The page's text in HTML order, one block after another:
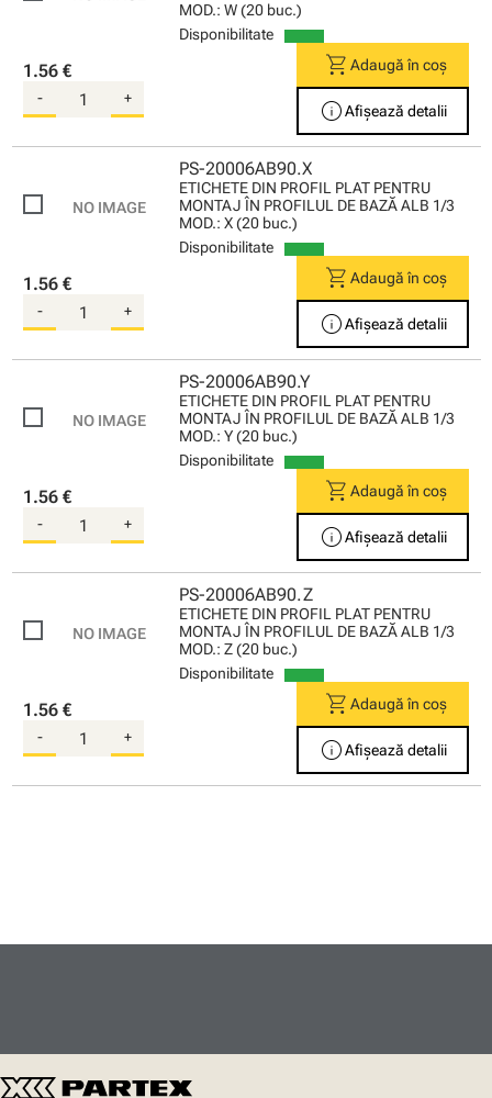
MOD.: W (20 buc.)
Disponibilitate
1.56 €
- +
shopping_cartAdaugă în coș
infoAfișează detalii
PS-20006AB90.X
ETICHETE DIN PROFIL PLAT PENTRU
MONTAJ ÎN PROFILUL DE BAZĂ ALB 1/3
MOD.: X (20 buc.)
Disponibilitate
1.56 €
- +
shopping_cartAdaugă în coș
infoAfișează detalii
PS-20006AB90.Y
ETICHETE DIN PROFIL PLAT PENTRU
MONTAJ ÎN PROFILUL DE BAZĂ ALB 1/3
MOD.: Y (20 buc.)
Disponibilitate
1.56 €
- +
shopping_cartAdaugă în coș
infoAfișează detalii
PS-20006AB90.Z
ETICHETE DIN PROFIL PLAT PENTRU
MONTAJ ÎN PROFILUL DE BAZĂ ALB 1/3
MOD.: Z (20 buc.)
Disponibilitate
1.56 €
- +
shopping_cartAdaugă în coș
infoAfișează detalii